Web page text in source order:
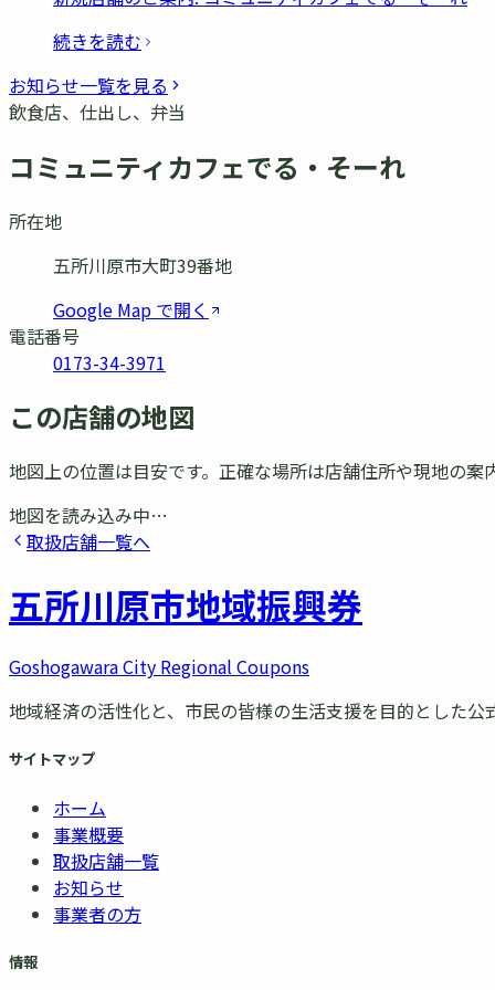
続きを読む
お知らせ一覧を見る
飲食店、仕出し、弁当
コミュニティカフェでる・そーれ
所在地
五所川原市大町39番地
Google Map で開く
電話番号
0173-34-3971
この店舗の地図
地図上の位置は目安です。正確な場所は店舗住所や現地の案
地図を読み込み中…
取扱店舗一覧へ
五所川原市地域振興券
Goshogawara City Regional Coupons
地域経済の活性化と、市民の皆様の生活支援を目的とした公
サイトマップ
ホーム
事業概要
取扱店舗一覧
お知らせ
事業者の方
情報